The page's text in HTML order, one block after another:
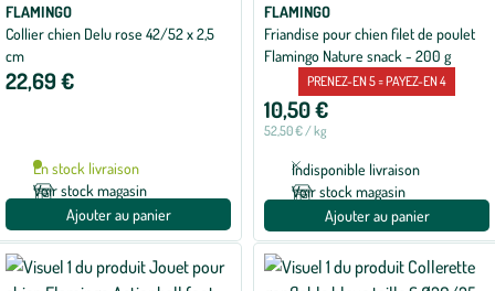
FLAMINGO
Collier chien Delu rose 42/52 x 2,5
cm
22,69 €
En stock livraison
Voir stock magasin
Ajouter au panier
FLAMINGO
Friandise pour chien filet de poulet
Flamingo Nature snack - 200 g
PRENEZ-EN 5 = PAYEZ-EN 4
10,50 €
52,50 € / kg
Indisponible livraison
Voir stock magasin
Ajouter au panier